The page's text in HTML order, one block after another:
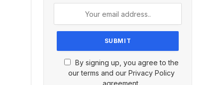
By signing up, you agree to the
our terms and our Privacy Policy
agreement.